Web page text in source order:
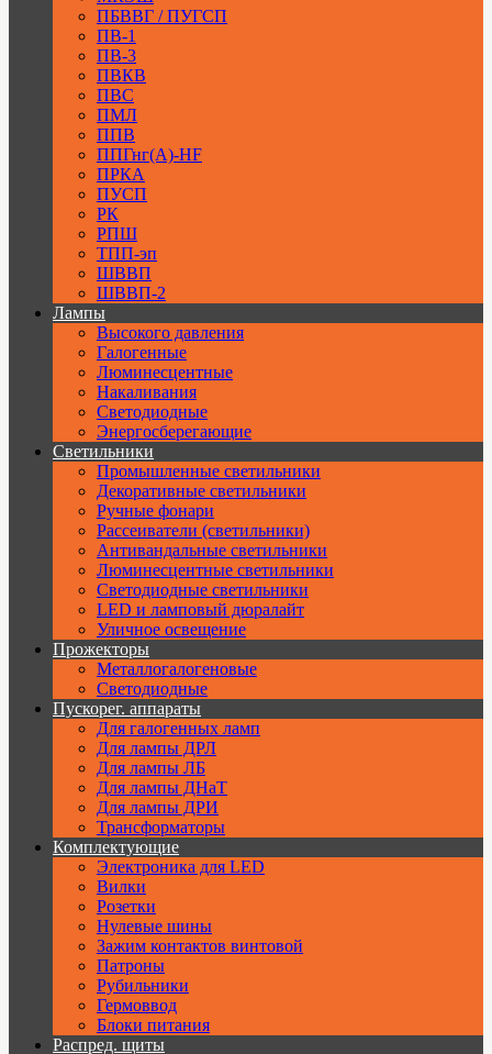
ПБВВГ / ПУГСП
ПВ-1
ПВ-3
ПВКВ
ПВС
ПМЛ
ППВ
ППГнг(А)-HF
ПРКА
ПУСП
РК
РПШ
ТПП-эп
ШВВП
ШВВП-2
Лампы
Высокого давления
Галогенные
Люминесцентные
Накаливания
Светодиодные
Энергосберегающие
Светильники
Промышленные светильники
Декоративные светильники
Ручные фонари
Рассеиватели (светильники)
Антивандальные светильники
Люминесцентные светильники
Cветодиодные светильники
LED и ламповый дюралайт
Уличное освещение
Прожекторы
Металлогалогеновые
Светодиодные
Пускорег. аппараты
Для галогенных ламп
Для лампы ДРЛ
Для лампы ЛБ
Для лампы ДНаТ
Для лампы ДРИ
Трансформаторы
Комплектующие
Электроника для LED
Вилки
Розетки
Нулевые шины
Зажим контактов винтовой
Патроны
Рубильники
Гермоввод
Блоки питания
Распред. щиты